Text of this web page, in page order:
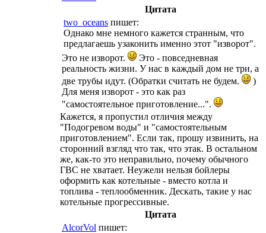
Цитата
two_oceans пишет:
Однако мне немного кажется странным, что
предлагаешь узаконить именно этот "изворот".
Это не изворот.
Это - повседневная
реальность жизни. У нас в каждый дом не три, а
две трубы идут. (Обратки считать не будем.
)
Для меня изворот - это как раз
"самостоятельное приготовление...".
Кажется, я пропустил отличия между
"Подогревом воды" и "самостоятельным
приготовлением". Если так, прошу извинить, на
сторонний взгляд что так, что этак. В остальном
же, как-то это неправильно, почему обычного
ГВС не хватает. Неужели нельзя бойлеры
оформить как котельные - вместо котла и
топлива - теплообменник. Дескать, такие у нас
котельные прогрессивные.
Цитата
AlcorVol пишет: